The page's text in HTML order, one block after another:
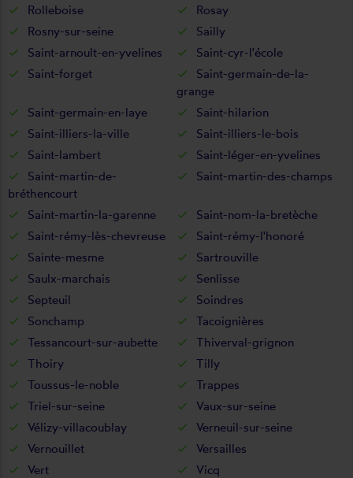
Rolleboise
Rosay
Rosny-sur-seine
Sailly
Saint-arnoult-en-yvelines
Saint-cyr-l'école
Saint-forget
Saint-germain-de-la-
grange
Saint-germain-en-laye
Saint-hilarion
Saint-illiers-la-ville
Saint-illiers-le-bois
Saint-lambert
Saint-léger-en-yvelines
Saint-martin-de-
bréthencourt
Saint-martin-des-champs
Saint-martin-la-garenne
Saint-nom-la-bretèche
Saint-rémy-lès-chevreuse
Saint-rémy-l'honoré
Sainte-mesme
Sartrouville
Saulx-marchais
Senlisse
Septeuil
Soindres
Sonchamp
Tacoignières
Tessancourt-sur-aubette
Thiverval-grignon
Thoiry
Tilly
Toussus-le-noble
Trappes
Triel-sur-seine
Vaux-sur-seine
Vélizy-villacoublay
Verneuil-sur-seine
Vernouillet
Versailles
Vert
Vicq